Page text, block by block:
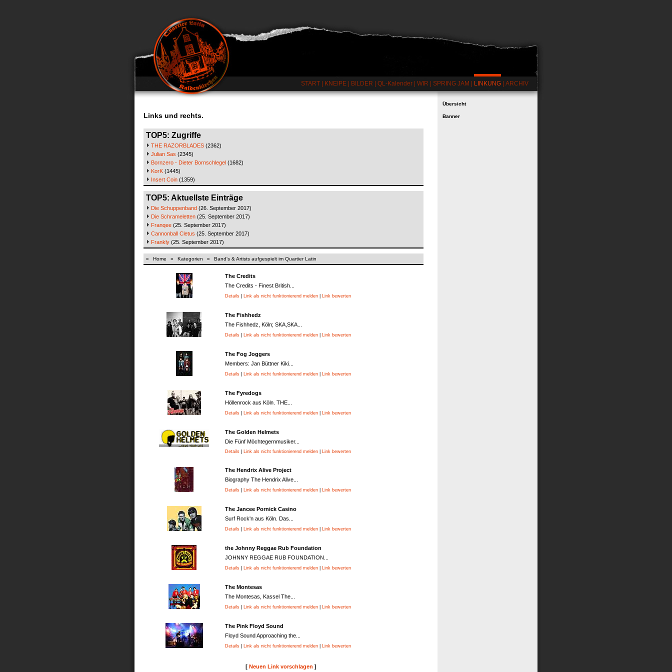
START KNEIPE BILDER QL-Kalender WIR SPRING JAM LINKUNG ARCHIV
Links und rechts.
TOP5: Zugriffe
THE RAZORBLADES (2362)
Julian Sas (2345)
Bornzero - Dieter Bornschlegel (1682)
KorK (1445)
Insert Coin (1359)
TOP5: Aktuellste Einträge
Die Schuppenband (26. September 2017)
Die Schrameletten (25. September 2017)
Franqee (25. September 2017)
Cannonball Cletus (25. September 2017)
Frankly (25. September 2017)
» Home » Kategorien » Band's & Artists aufgespielt im Quartier Latin
The Credits
The Credits - Finest British...
Details Link als nicht funktionierend melden Link bewerten
The Fishhedz
The Fishhedz, Köln; SKA,SKA...
Details Link als nicht funktionierend melden Link bewerten
The Fog Joggers
Members: Jan Büttner Kiki...
Details Link als nicht funktionierend melden Link bewerten
The Fyredogs
Höllenrock aus Köln. THE...
Details Link als nicht funktionierend melden Link bewerten
The Golden Helmets
Die Fünf Möchtegernmusiker...
Details Link als nicht funktionierend melden Link bewerten
The Hendrix Alive Project
Biography The Hendrix Alive...
Details Link als nicht funktionierend melden Link bewerten
The Jancee Pornick Casino
Surf Rock'n aus Köln. Das...
Details Link als nicht funktionierend melden Link bewerten
the Johnny Reggae Rub Foundation
JOHNNY REGGAE RUB FOUNDATION...
Details Link als nicht funktionierend melden Link bewerten
The Montesas
The Montesas, Kassel The...
Details Link als nicht funktionierend melden Link bewerten
The Pink Floyd Sound
Floyd Sound Approaching the...
Details Link als nicht funktionierend melden Link bewerten
[ Neuen Link vorschlagen ]
Übersicht
Banner